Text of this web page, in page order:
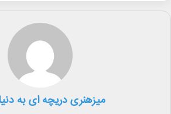
پایان تیر ۱۴۰۳ تولید شده و برای
نشده‌اند، می‌توانند فرم تقاضای شرکت در جوایز
میزهنری دریچه ای به